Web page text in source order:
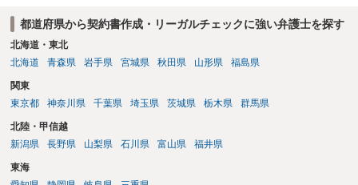
都道府県から契約書作成・リーガルチェックに強い弁護士を探す
北海道・東北
北海道
青森県 岩手県 宮城県 秋田県 山形県 福島県
関東
東京都
神奈川県 千葉県 埼玉県 茨城県 栃木県 群馬県
北陸・甲信越
新潟県
長野県 山梨県 石川県 富山県 福井県
東海